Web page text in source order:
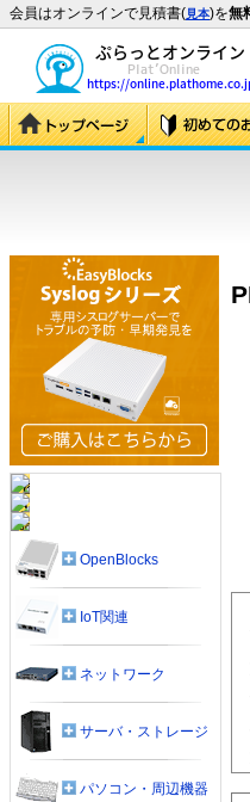
会員はオンラインで見積書(見本)を無
OpenBlocks
IoT関連
ネットワーク
サーバ・ストレージ
パソコン・周辺機器